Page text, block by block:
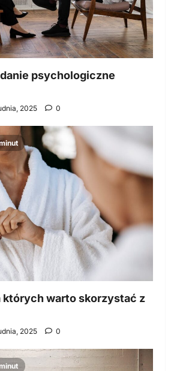
psychologiczne
2025 0
których warto skorzystać z
2025 0